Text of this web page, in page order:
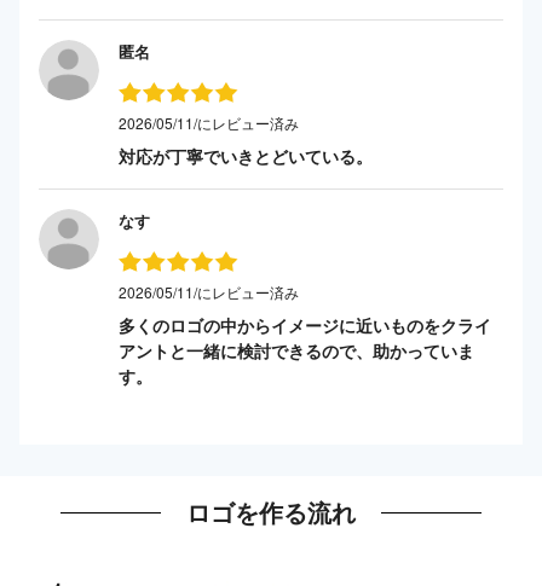
匿名
2026/05/11/にレビュー済み
対応が丁寧でいきとどいている。
なす
2026/05/11/にレビュー済み
多くのロゴの中からイメージに近いものをクライ
アントと一緒に検討できるので、助かっていま
す。
ロゴを作る流れ